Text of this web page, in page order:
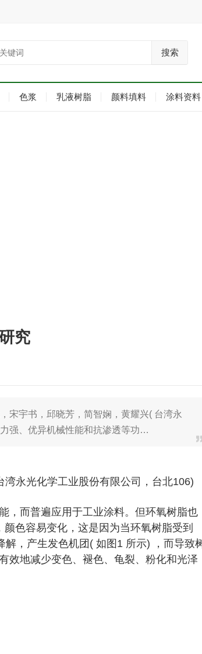
搜索
色浆 乳液树脂 颜料填料 涂料资料
究
宋宇书，邱晓芳，简智娴，黄耀兴( 台湾永
强、优异机械性能和抗渗透等功…
永光化学工业股份有限公司，台北106)
，而普遍应用于工业涂料。但环氧树脂也
色容易变化，这是因为当环氧树脂受到
，产生发色机团( 如图1 所示) ，而导致
效地减少变色、褪色、龟裂、粉化和光泽